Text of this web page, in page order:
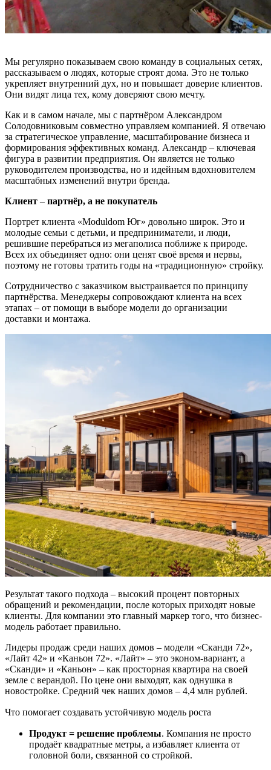
Мы регулярно показываем свою команду в социальных сетях,
рассказываем о людях, которые строят дома. Это не только
укрепляет внутренний дух, но и повышает доверие клиентов.
Они видят лица тех, кому доверяют свою мечту.
Как и в самом начале, мы с партнёром Александром
Солодовниковым совместно управляем компанией. Я отвечаю
за стратегическое управление, масштабирование бизнеса и
формирования эффективных команд. Александр – ключевая
фигура в развитии предприятия. Он является не только
руководителем производства, но и идейным вдохновителем
масштабных изменений внутри бренда.
Клиент – партнёр, а не покупатель
Портрет клиента «Moduldom Юг» довольно широк. Это и
молодые семьи с детьми, и предприниматели, и люди,
решившие перебраться из мегаполиса поближе к природе.
Всех их объединяет одно: они ценят своё время и нервы,
поэтому не готовы тратить годы на «традиционную» стройку.
Сотрудничество с заказчиком выстраивается по принципу
партнёрства. Менеджеры сопровождают клиента на всех
этапах – от помощи в выборе модели до организации
доставки и монтажа.
Результат такого подхода – высокий процент повторных
обращений и рекомендации, после которых приходят новые
клиенты. Для компании это главный маркер того, что бизнес-
модель работает правильно.
Лидеры продаж среди наших домов – модели «Сканди 72»,
«Лайт 42» и «Каньон 72». «Лайт» – это эконом-вариант, а
«Сканди» и «Каньон» – как просторная квартира на своей
земле с верандой. По цене они выходят, как однушка в
новостройке. Средний чек наших домов – 4,4 млн рублей.
Что помогает создавать устойчивую модель роста
Продукт = решение проблемы. Компания не просто
продаёт квадратные метры, а избавляет клиента от
головной боли, связанной со стройкой.